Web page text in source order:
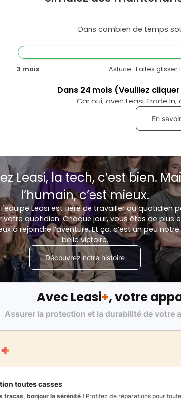
Dans combien de temps
3 mois Astuce : Faites
Dans 24 mois (Veuillez
Car oui, avec Leasi Trade
En
Leasi, la tech, c’est bien.
l’humain, c’est mieux.
Leasi est fière de travailler au quotidien
votre quotidien. Chaque jour, vous êtes de plus
à rejoindre l’aventure. Et ça, c’est un peu notre
belle victoire.
Découvrez notre histoire
Avec Leasi+, votre
Assurer la protection et la durabilité de votre
toutes casses
tracas, bonjour la sérénité ! Profitez de réparations pour